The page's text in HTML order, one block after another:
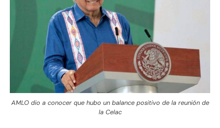
AMLO dio a conocer que hubo un balance positivo de la reunión de
la Celac